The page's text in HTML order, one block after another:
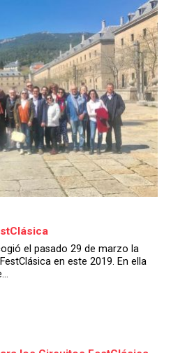
el pasado 29 de marzo la
en este 2019. En ella